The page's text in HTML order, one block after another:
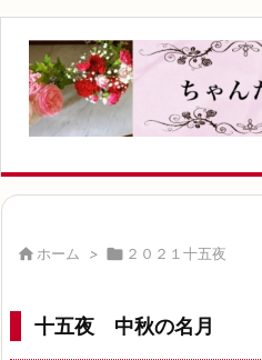
 ホーム >  ２０２１十五夜
十五夜 中秋の名月